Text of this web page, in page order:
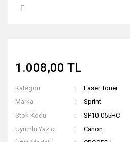
1.008,00 TL
Kategori
Laser Toner
Marka
Sprint
Stok Kodu
SP10-055HC
Uyumlu Yazıcı
Canon